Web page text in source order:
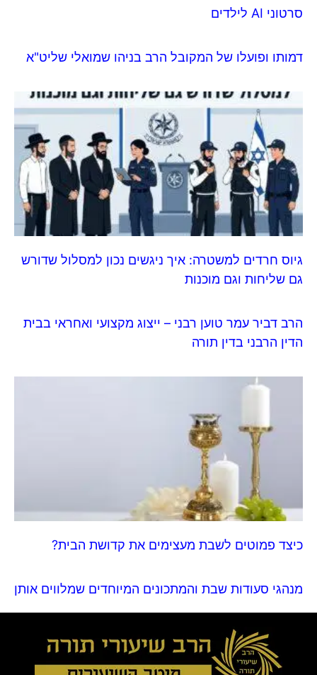
סרטוני AI לילדים
דמותו ופועלו של המקובל הרב בניהו שמואלי שליט"א
גיוס חרדים למשטרה: איך ניגשים נכון למסלול שדורש
גם שליחות וגם מוכנות
הרב דביר עמר טוען רבני – ייצוג מקצועי ואחראי בבית
הדין הרבני בדין תורה
כיצד פמוטים לשבת מעצימים את קדושת הבית?
מנהגי סעודות שבת והמתכונים המיוחדים שמלווים אותן